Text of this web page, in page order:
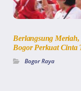
Berlangsung
Bogor Perkuat Cinta
Bogor Raya